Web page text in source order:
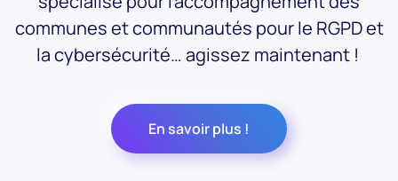
communes et communautés pour le RGPD et
la cybersécurité… agissez maintenant !
En savoir plus !